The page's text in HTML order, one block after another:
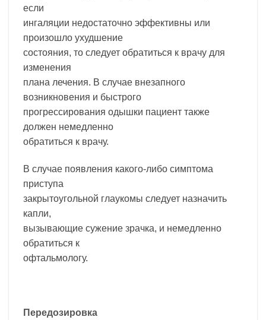
если
ингаляции недостаточно эффективны или
произошло ухудшение
состояния, то следует обратиться к врачу для
изменения
плана лечения. В случае внезапного
возникновения и быстрого
прогрессирования одышки пациент также
должен немедленно
обратиться к врачу.
В случае появления какого-либо симптома
приступа
закрытоугольной глаукомы следует назначить
капли,
вызывающие сужение зрачка, и немедленно
обратиться к
офтальмологу.
Передозировка